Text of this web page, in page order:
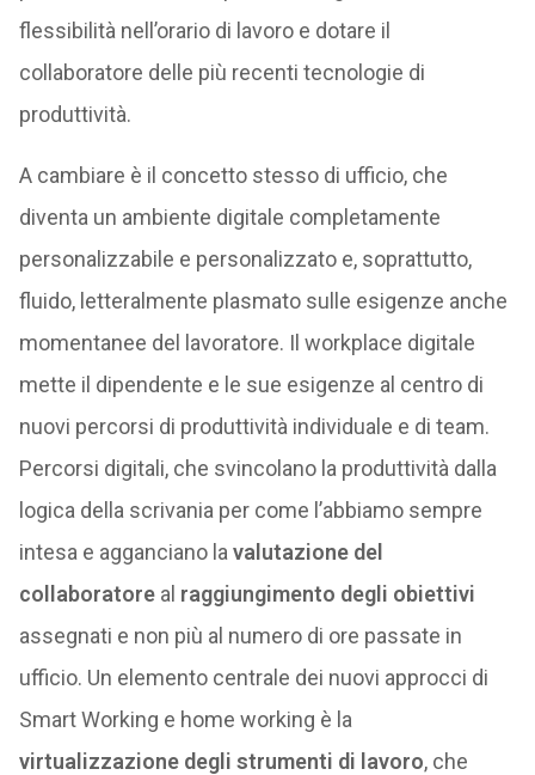
flessibilità nell’orario di lavoro e dotare il
collaboratore delle più recenti tecnologie di
produttività.
A cambiare è il concetto stesso di ufficio, che
diventa un ambiente digitale completamente
personalizzabile e personalizzato e, soprattutto,
fluido, letteralmente plasmato sulle esigenze anche
momentanee del lavoratore. Il workplace digitale
mette il dipendente e le sue esigenze al centro di
nuovi percorsi di produttività individuale e di team.
Percorsi digitali, che svincolano la produttività dalla
logica della scrivania per come l’abbiamo sempre
intesa e agganciano la valutazione del
collaboratoreal raggiungimento degli obiettivi
assegnati e non più al numero di ore passate in
ufficio. Un elemento centrale dei nuovi approcci di
Smart Working e home working è la
virtualizzazione degli strumenti di lavoro, che